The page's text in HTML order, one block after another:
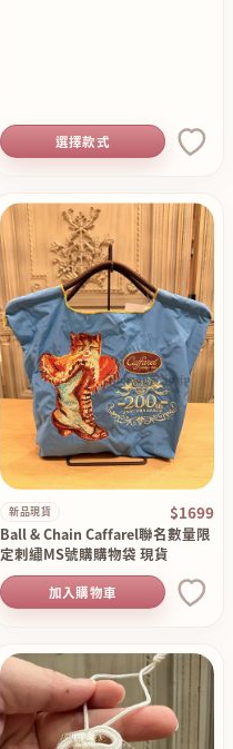
選擇款式
新品現貨 $1699
Ball & Chain Caffarel聯名數量限
定刺繡MS號購購物袋 現貨
加入購物車